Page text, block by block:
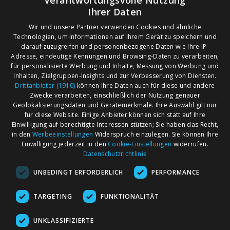
AGB
Impressum
Kontakt
Märkte nach Bundesländern
Märkte nach PLZ
Märkte nach Umkreis
Flohmarkt
Ihrer Daten
Wir und unsere Partner verwenden Cookies und ähnliche
Technologien, um Informationen auf Ihrem Gerät zu speichern und
darauf zuzugreifen und personenbezogene Daten wie Ihre IP-
Adresse, eindeutige Kennungen und Browsing-Daten zu verarbeiten,
für personalisierte Werbung und Inhalte, Messung von Werbung und
Inhalten, Zielgruppen-Insights und zur Verbesserung von Diensten.
Drittanbieter (1910) können Ihre Daten auch für diese und andere
Zwecke verarbeiten, einschließlich der Nutzung genauer
Geolokalisierungsdaten und Gerätemerkmale. Ihre Auswahl gilt nur
für diese Website. Einige Anbieter können sich statt auf Ihre
Einwilligung auf berechtigte Interessen stützen; Sie haben das Recht,
in den Werbeeinstellungen Widerspruch einzulegen. Sie können Ihre
Einwilligung jederzeit in den Cookie-Einstellungen widerrufen.
Datenschutzrichtlinie
UNBEDINGT ERFORDERLICH PERFORMANCE
TARGETING FUNKTIONALITÄT
UNKLASSIFIZIERTE